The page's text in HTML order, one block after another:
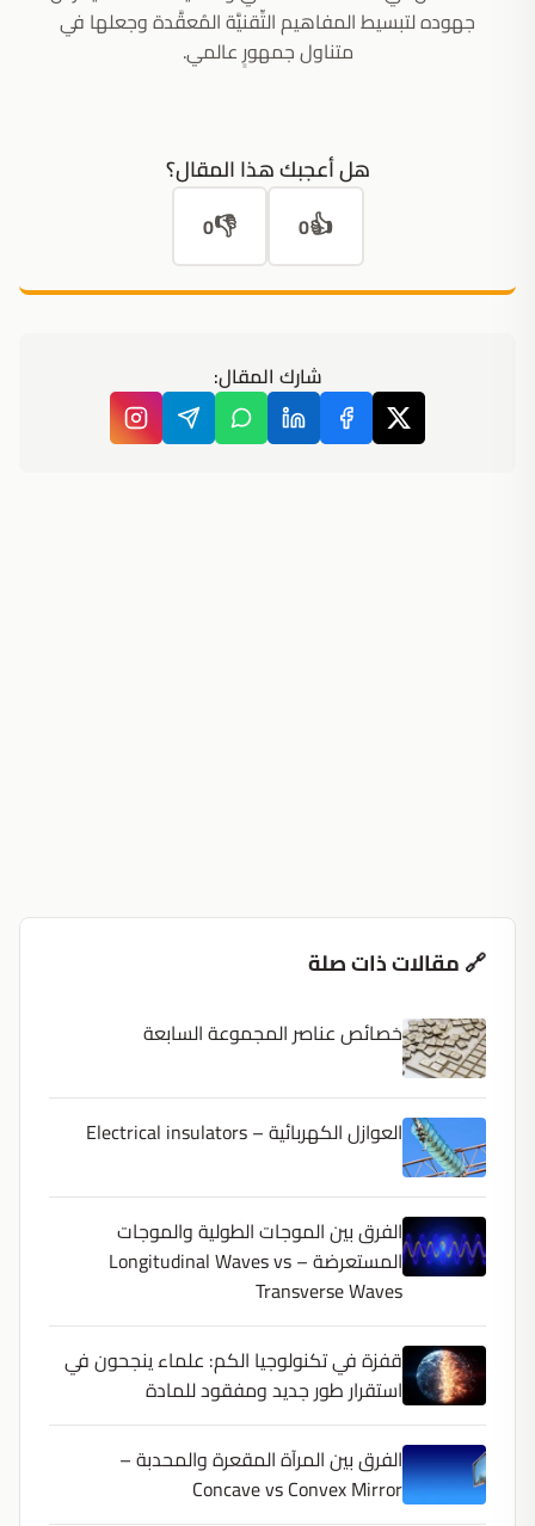
جهوده لتبسيط المفاهيم التِّقنيَّة المُعقَّدة وجعلها في
متناول جمهورٍ عالمي.
هل أعجبك هذا المقال؟
👍
0
👎
0
شارك المقال:
🔗 مقالات ذات صلة
خصائص عناصر المجموعة السابعة
العوازل الكهربائية – Electrical insulators
الفرق بين الموجات الطولية والموجات
المستعرضة – Longitudinal Waves vs
Transverse Waves
قفزة في تكنولوجيا الكم: علماء ينجحون في
استقرار طور جديد ومفقود للمادة
الفرق بين المرآة المقعرة والمحدبة –
Concave vs Convex Mirror